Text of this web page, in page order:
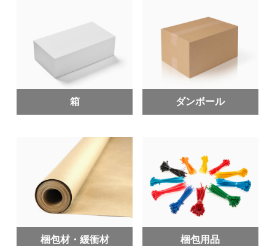
箱 ダンボール
梱包材・緩衝材 梱包用品